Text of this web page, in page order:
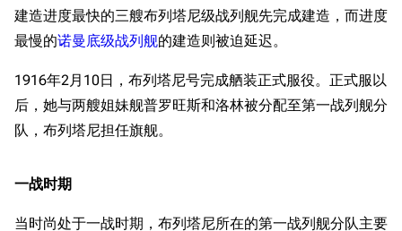
建造进度最快的三艘布列塔尼级战列舰先完成建造，而进度
最慢的诺曼底级战列舰的建造则被迫延迟。
1916年2月10日，布列塔尼号完成舾装正式服役。正式服以
后，她与两艘姐妹舰普罗旺斯和洛林被分配至第一战列舰分
队，布列塔尼担任旗舰。
一战时期
当时尚处于一战时期，布列塔尼所在的第一战列舰分队主要